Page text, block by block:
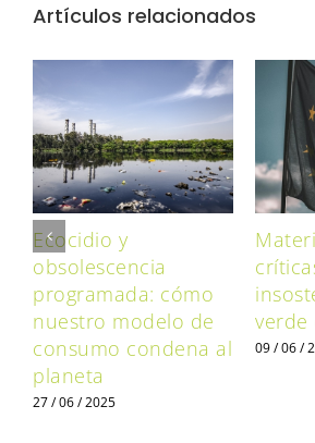
Artículos relacionados
Ecocidio y
obsolescencia
programada: cómo
nuestro modelo de
consumo condena al
planeta
27 / 06 / 2025
verde
09 / 06 /